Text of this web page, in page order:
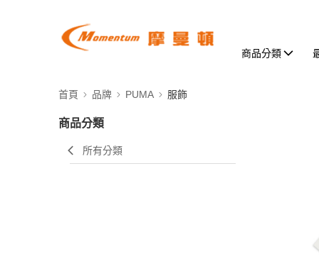
商品分類
首頁 品牌 PUMA 服飾
商品分類
所有分類